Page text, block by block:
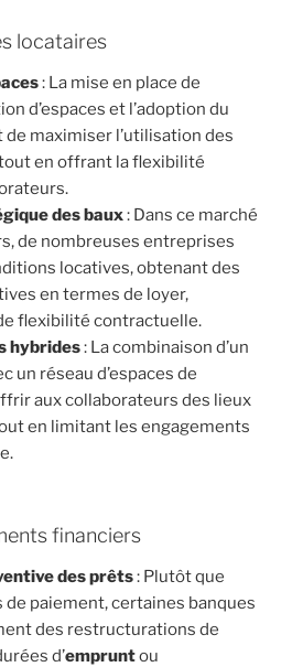
locataires
: La mise en place de
d’espaces et l’adoption du
maximiser l’utilisation des
en offrant la flexibilité
des baux: Dans ce marché
de nombreuses entreprises
locatives, obtenant des
en termes de loyer,
flexibilité contractuelle.
hybrides: La combinaison d’un
un réseau d’espaces de
aux collaborateurs des lieux
en limitant les engagements
financiers
des prêts: Plutôt que
de paiement, certaines banques
des restructurations de
d’empruntou